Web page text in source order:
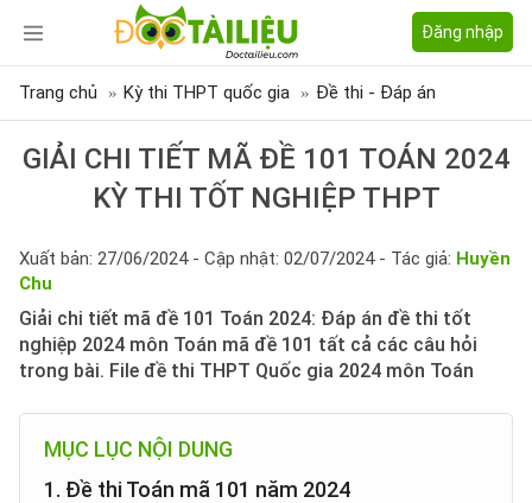
Đăng nhập
Trang chủ Kỳ thi THPT quốc gia Đề thi - Đáp án
GIẢI CHI TIẾT MÃ ĐỀ 101 TOÁN 2024
KỲ THI TỐT NGHIỆP THPT
Xuất bản: 27/06/2024 - Cập nhật: 02/07/2024 - Tác giả: Huyền
Chu
Giải chi tiết mã đề 101 Toán 2024: Đáp án đề thi tốt
nghiệp 2024 môn Toán mã đề 101 tất cả các câu hỏi
trong bài. File đề thi THPT Quốc gia 2024 môn Toán
MỤC LỤC NỘI DUNG
1. Đề thi Toán mã 101 năm 2024